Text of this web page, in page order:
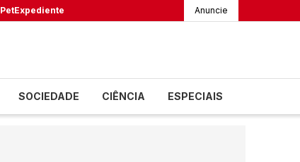
PetExpediente Anuncie
SOCIEDADE CIÊNCIA ESPECIAIS